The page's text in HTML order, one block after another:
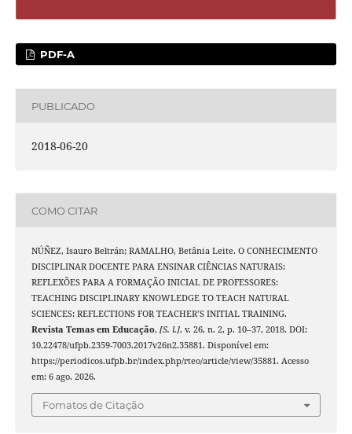
PDF-A
PUBLICADO
2018-06-20
COMO CITAR
NÚÑEZ, Isauro Beltrán; RAMALHO, Betânia Leite. O CONHECIMENTO
DISCIPLINAR DOCENTE PARA ENSINAR CIÊNCIAS NATURAIS:
REFLEXÕES PARA A FORMAÇÃO INICIAL DE PROFESSORES:
TEACHING DISCIPLINARY KNOWLEDGE TO TEACH NATURAL
SCIENCES: REFLECTIONS FOR TEACHER’S INITIAL TRAINING.
Revista Temas em Educação, [S. l.], v. 26, n. 2, p. 10–37, 2018. DOI:
10.22478/ufpb.2359-7003.2017v26n2.35881. Disponível em:
https://periodicos.ufpb.br/index.php/rteo/article/view/35881. Acesso
em: 6 ago. 2026.
Fomatos de Citação